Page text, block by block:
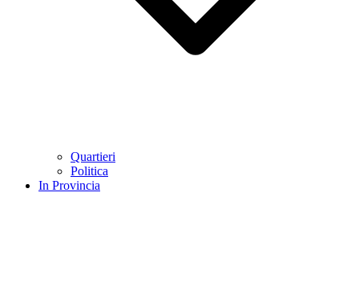
Quartieri
Politica
In Provincia